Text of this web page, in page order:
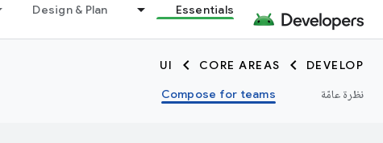
Essentials
Design & Plan
DEVELOP
CORE AREAS
UI
نظرة عامّة
Compose for teams